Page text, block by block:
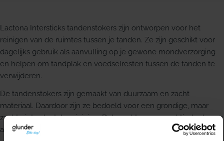
Lactona Intersticks tandenstokers zijn ontworpen voor het
reinigen van de ruimtes tussen je tanden. Ze zijn geschikt voor
dagelijks gebruik als aanvulling op je gewone mondverzorging
en helpen om tandplak en voedselresten tussen de tanden te
verwijderen.
De tandenstokers zijn gemaakt van duurzaam en zacht
materiaal. Daardoor zijn ze bedoeld voor een grondige, maar
zachte interdentale reiniging. Dat maakt ze een praktische keuze
als je je mondhygiëne dagelijks wilt ondersteunen.